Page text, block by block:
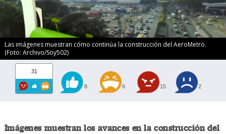
Las imágenes muestran cómo continúa la construcción del AeroMetro.
(Foto: Archivo/Soy502)
31
8 6 15 2
Imágenes muestran los avances en la construcción del